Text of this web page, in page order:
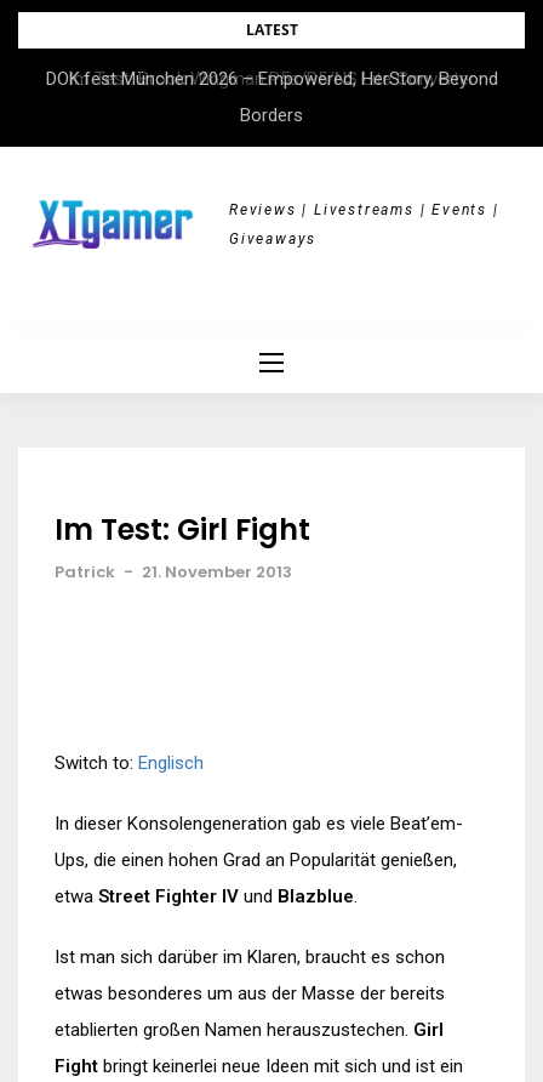
Skip
content
LATEST
Im Test: Brook Wingman P5s/P5/NS Lite Converter
DOK.fest München 2026 – Empowered, HerStory, Beyond
Borders
Reviews | Livestreams | Events |
Giveaways
Im Test: Girl Fight
Patrick - 21. November 2013
Switch to: Englisch
In dieser Konsolengeneration gab es viele Beat’em-
Ups, die einen hohen Grad an Popularität genießen,
etwa Street Fighter IV und Blazblue.
Ist man sich darüber im Klaren, braucht es schon
etwas besonderes um aus der Masse der bereits
etablierten großen Namen herauszustechen. Girl
Fight bringt keinerlei neue Ideen mit sich und ist ein